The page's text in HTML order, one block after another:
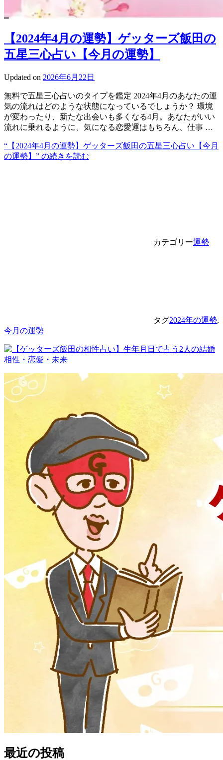
【2024年4月の運勢】ゲッターズ飯田の
五星三心占い【今月の運勢】
Updated on 2026年6月22日
無料で五星三心占いのタイプを鑑定 2024年4月のあなたの運
気の流れはどのような状態になっているでしょうか？ 環境
が変わったり、新たな出会いも多くなる4月。あなたがいい
流れに乗れるように、気になる恋愛運はもちろん、仕事 …
“【2024年4月の運勢】ゲッターズ飯田の五星三心占い【今月
の運勢】” の続きを読む
カテゴリー運勢
タグ2024年の運勢,
今月の運勢
最近の投稿